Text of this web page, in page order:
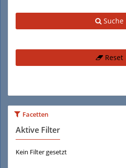
Suche
Reset
Facetten
Aktive Filter
Kein Filter gesetzt